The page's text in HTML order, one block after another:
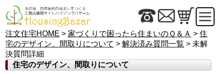
注文住宅HOME >家づくりで困ったら住まいのＱ＆Ａ >住
宅のデザイン、間取りについて >解決済み質問一覧 > 未解
決質問詳細
住宅のデザイン、間取りについて